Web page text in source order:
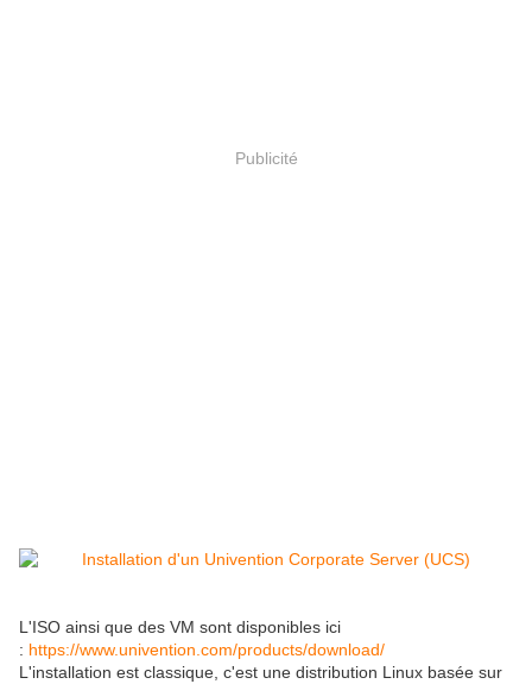
Publicité
L'ISO ainsi que des VM sont disponibles ici
: https://www.univention.com/products/download/
L'installation est classique, c'est une distribution Linux basée sur